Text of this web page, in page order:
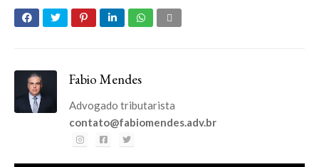
Fabio Mendes
Advogado tributarista
contato@fabiomendes.adv.br